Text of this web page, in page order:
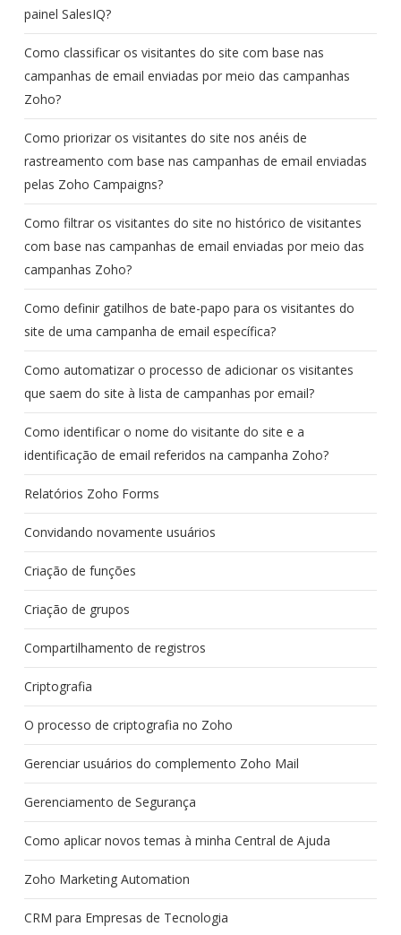
painel SalesIQ?
Como classificar os visitantes do site com base nas
campanhas de email enviadas por meio das campanhas
Zoho?
Como priorizar os visitantes do site nos anéis de
rastreamento com base nas campanhas de email enviadas
pelas Zoho Campaigns?
Como filtrar os visitantes do site no histórico de visitantes
com base nas campanhas de email enviadas por meio das
campanhas Zoho?
Como definir gatilhos de bate-papo para os visitantes do
site de uma campanha de email específica?
Como automatizar o processo de adicionar os visitantes
que saem do site à lista de campanhas por email?
Como identificar o nome do visitante do site e a
identificação de email referidos na campanha Zoho?
Relatórios Zoho Forms
Convidando novamente usuários
Criação de funções
Criação de grupos
Compartilhamento de registros
Criptografia
O processo de criptografia no Zoho
Gerenciar usuários do complemento Zoho Mail
Gerenciamento de Segurança
Como aplicar novos temas à minha Central de Ajuda
Zoho Marketing Automation
CRM para Empresas de Tecnologia